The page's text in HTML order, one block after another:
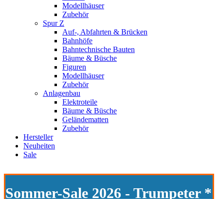
Modellhäuser
Zubehör
Spur Z
Auf-, Abfahrten & Brücken
Bahnhöfe
Bahntechnische Bauten
Bäume & Büsche
Figuren
Modellhäuser
Zubehör
Anlagenbau
Elektroteile
Bäume & Büsche
Geländematten
Zubehör
Hersteller
Neuheiten
Sale
Sommer-Sale 2026 - Trumpeter *